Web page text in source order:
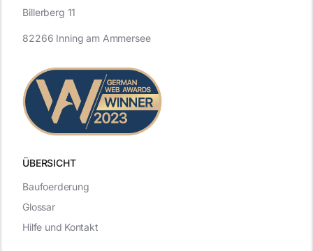
ÜBERSICHT
Billerberg 11
82266 Inning am Ammersee
Baufoerderung
Glossar
Hilfe und Kontakt